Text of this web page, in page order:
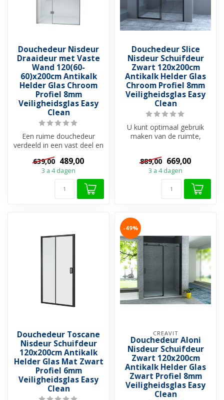
Douchedeur Nisdeur
Draaideur met Vaste
Wand 120(60-
60)x200cm Antikalk
Helder Glas Chroom
Profiel 8mm
Veiligheidsglas Easy
Clean
Een ruime douchedeur
verdeeld in een vast deel en
een draaiend deel om de
douche...
639,00 489,00
3 a 4 dagen
Douchedeur Slice
Nisdeur Schuifdeur
Zwart 120x200cm
Antikalk Helder Glas
Chroom Profiel 8mm
Veiligheidsglas Easy
Clean
U kunt optimaal gebruik
maken van de ruimte,
hoeft te houd...
889,00 669,00
3 a 4 dagen
Douchedeur Toscane
Nisdeur Schuifdeur
120x200cm Antikalk
Helder Glas Mat Zwart
Profiel 6mm
Veiligheidsglas Easy
Clean
-49%
CREAVIT
Douchedeur Aloni
Nisdeur Schuifdeur
Zwart 120x200cm
Antikalk Helder Glas
Zwart Profiel 8mm
Veiligheidsglas Easy
Clean